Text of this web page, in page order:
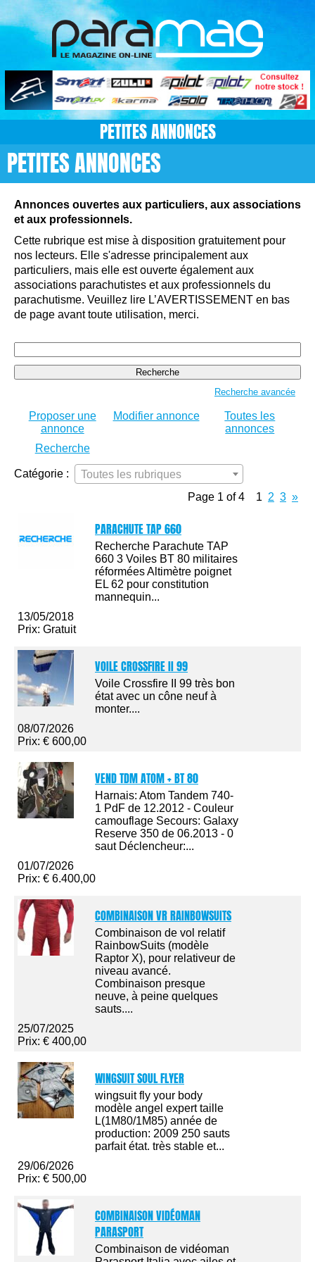
PETITES ANNONCES
PETITES ANNONCES
Annonces ouvertes aux particuliers, aux associations
et aux professionnels.
Cette rubrique est mise à disposition gratuitement pour
nos lecteurs. Elle s'adresse principalement aux
particuliers, mais elle est ouverte également aux
associations parachutistes et aux professionnels du
parachutisme. Veuillez lire L’AVERTISSEMENT en bas
de page avant toute utilisation, merci.
Rechercher:
Recherche avancée
Proposer une
annonce
Modifier annonce
Toutes les
annonces
Recherche
Catégorie :
Toutes les rubriques
Page 1 of 4
1 2 3 »
PARACHUTE TAP 660
Recherche Parachute TAP
660 3 Voiles BT 80 militaires
réformées Altimètre poignet
EL 62 pour constitution
mannequin...
13/05/2018
Prix: Gratuit
VOILE CROSSFIRE II 99
Voile Crossfire II 99 très bon
état avec un cône neuf à
monter....
08/07/2026
Prix: € 600,00
VEND TDM ATOM + BT 80
Harnais: Atom Tandem 740-
1 PdF de 12.2012 - Couleur
camouflage Secours: Galaxy
Reserve 350 de 06.2013 - 0
saut Déclencheur:...
01/07/2026
Prix: € 6.400,00
COMBINAISON VR RAINBOWSUITS
Combinaison de vol relatif
RainbowSuits (modèle
Raptor X), pour relativeur de
niveau avancé.
Combinaison presque
neuve, à peine quelques
sauts....
25/07/2025
Prix: € 400,00
WINGSUIT SOUL FLYER
wingsuit fly your body
modèle angel expert taille
L(1M80/1M85) année de
production: 2009 250 sauts
parfait état. très stable et...
29/06/2026
Prix: € 500,00
COMBINAISON VIDÉOMAN
PARASPORT
Combinaison de vidéoman